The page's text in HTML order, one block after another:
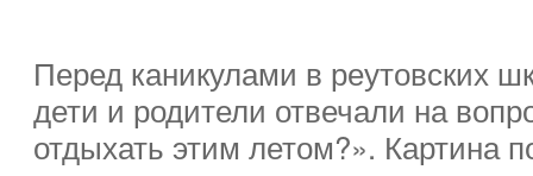
Перед каникулами в реутовских
дети и родители отвечали на
отдыхать этим летом?». Картина